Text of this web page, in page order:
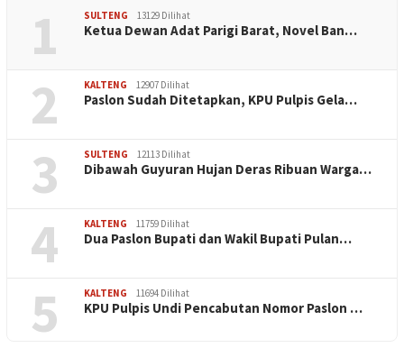
1 SULTENG 13129 Dilihat
Ketua Dewan Adat Parigi Barat, Novel Ban…
2 KALTENG 12907 Dilihat
Paslon Sudah Ditetapkan, KPU Pulpis Gela…
3 SULTENG 12113 Dilihat
Dibawah Guyuran Hujan Deras Ribuan Warga…
4 KALTENG 11759 Dilihat
Dua Paslon Bupati dan Wakil Bupati Pulan…
5 KALTENG 11694 Dilihat
KPU Pulpis Undi Pencabutan Nomor Paslon …